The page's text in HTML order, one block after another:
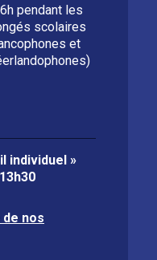
pendant les
scolaires
et
individuel »
nos